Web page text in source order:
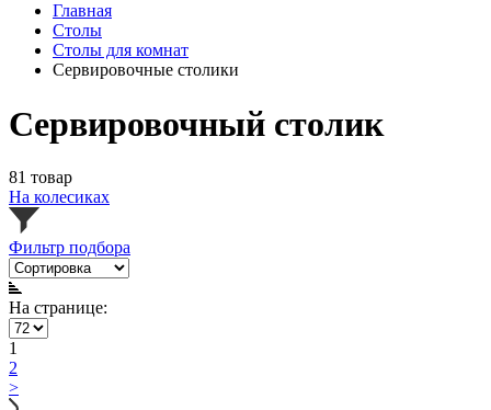
Главная
Столы
Столы для комнат
Сервировочные столики
Сервировочный столик
81 товар
На колесиках
Фильтр подбора
На странице:
1
2
>